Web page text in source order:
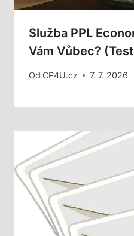
Služba PPL
Vám Vůbec?
Od CP4U.cz 7. 7. 2026